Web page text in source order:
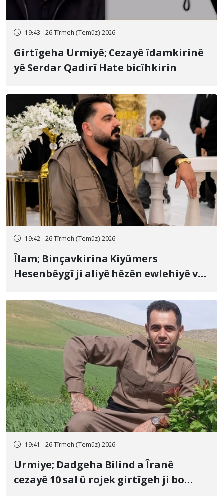
19:43 - 26 Tîrmeh (Temûz) 2026
Girtîgeha Urmiyê; Cezayê îdamkirinê
yê Serdar Qadirî Hate bicîhkirin
19:42 - 26 Tîrmeh (Temûz) 2026
Îlam; Binçavkirina Kiyûmers
Hesenbêygî ji aliyê hêzên ewlehiyê ve
19:41 - 26 Tîrmeh (Temûz) 2026
Urmiye; Dadgeha Bilind a Îranê
cezayê 10 sal û rojek girtîgeh ji bo